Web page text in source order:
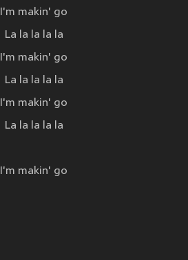
I'm makin' go
La la la la la
I'm makin' go
La la la la la
I'm makin' go
La la la la la
I'm makin' go